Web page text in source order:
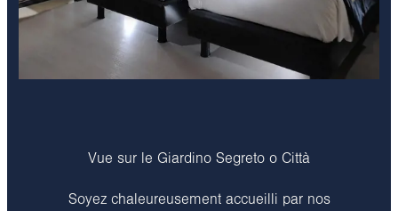
Vue sur le Giardino Segreto o Città
Soyez chaleureusement accueilli par nos